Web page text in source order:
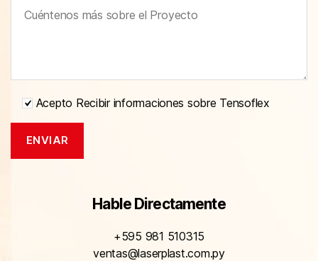
Acepto Recibir informaciones sobre Tensoflex
Hable Directamente
+595 981 510315
ventas@laserplast.com.py